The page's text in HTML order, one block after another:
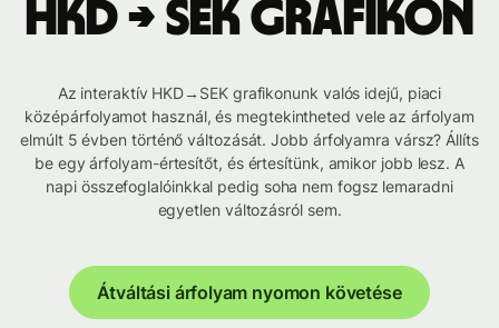
HKD → SEK grafikon
Az interaktív HKD→SEK grafikonunk valós idejű, piaci
középárfolyamot használ, és megtekintheted vele az árfolyam
elmúlt 5 évben történő változását. Jobb árfolyamra vársz? Állíts
be egy árfolyam-értesítőt, és értesítünk, amikor jobb lesz. A
napi összefoglalóinkkal pedig soha nem fogsz lemaradni
egyetlen változásról sem.
Átváltási árfolyam nyomon követése